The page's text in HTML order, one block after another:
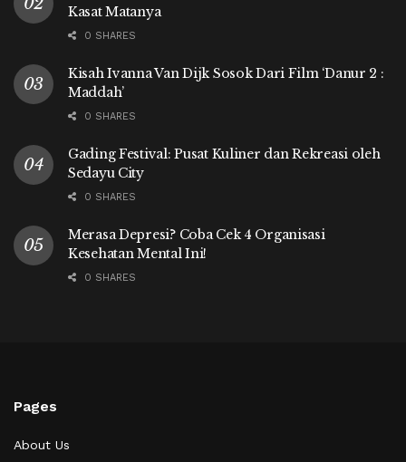
Kasat Matanya
0 SHARES
Kisah Ivanna Van Dijk Sosok Dari Film ‘Danur 2 :
Maddah’
0 SHARES
Gading Festival: Pusat Kuliner dan Rekreasi oleh
Sedayu City
0 SHARES
Merasa Depresi? Coba Cek 4 Organisasi
Kesehatan Mental Ini!
0 SHARES
Pages
About Us